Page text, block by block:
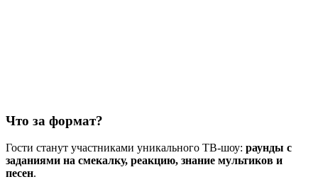
Что за формат?
Гости станут участниками уникального ТВ-шоу: раунды с
заданиями на смекалку, реакцию, знание мультиков и
песен.